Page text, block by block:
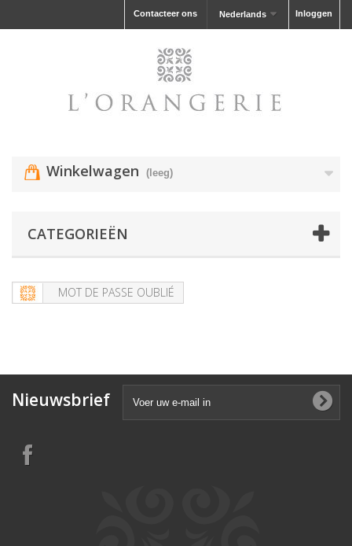
Inloggen
Nederlands
Contacteer ons
Winkelwagen (leeg)
CATEGORIEËN
MOT DE PASSE OUBLIÉ
Nieuwsbrief